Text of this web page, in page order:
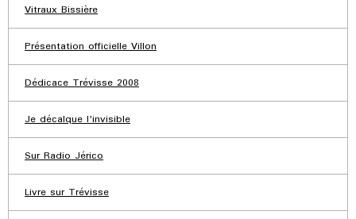
Vitraux Bissière
Présentation officielle Villon
Dédicace Trévisse 2008
Je décalque l'invisible
Sur Radio Jérico
Livre sur Trévisse